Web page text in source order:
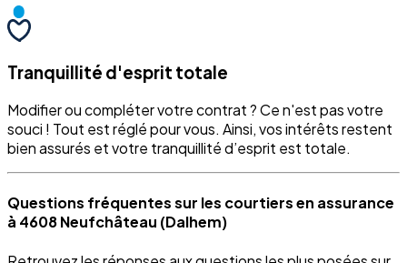
Tranquillité d'esprit totale
Modifier ou compléter votre contrat ? Ce n'est pas votre
souci ! Tout est réglé pour vous. Ainsi, vos intérêts restent
bien assurés et votre tranquillité d’esprit est totale.
Questions fréquentes sur les courtiers en assurance
à 4608 Neufchâteau (Dalhem)